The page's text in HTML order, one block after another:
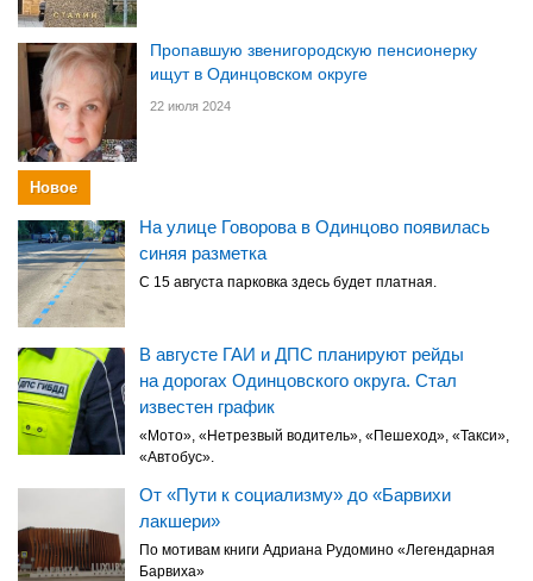
Пропавшую звенигородскую пенсионерку
ищут в Одинцовском округе
22 июля 2024
Новое
На улице Говорова в Одинцово появилась
синяя разметка
С 15 августа парковка здесь будет платная.
В августе ГАИ и ДПС планируют рейды
на дорогах Одинцовского округа. Стал
известен график
«Мото», «Нетрезвый водитель», «Пешеход», «Такси»,
«Автобус».
От «Пути к социализму» до «Барвихи
лакшери»
По мотивам книги Адриана Рудомино «Легендарная
Барвиха»